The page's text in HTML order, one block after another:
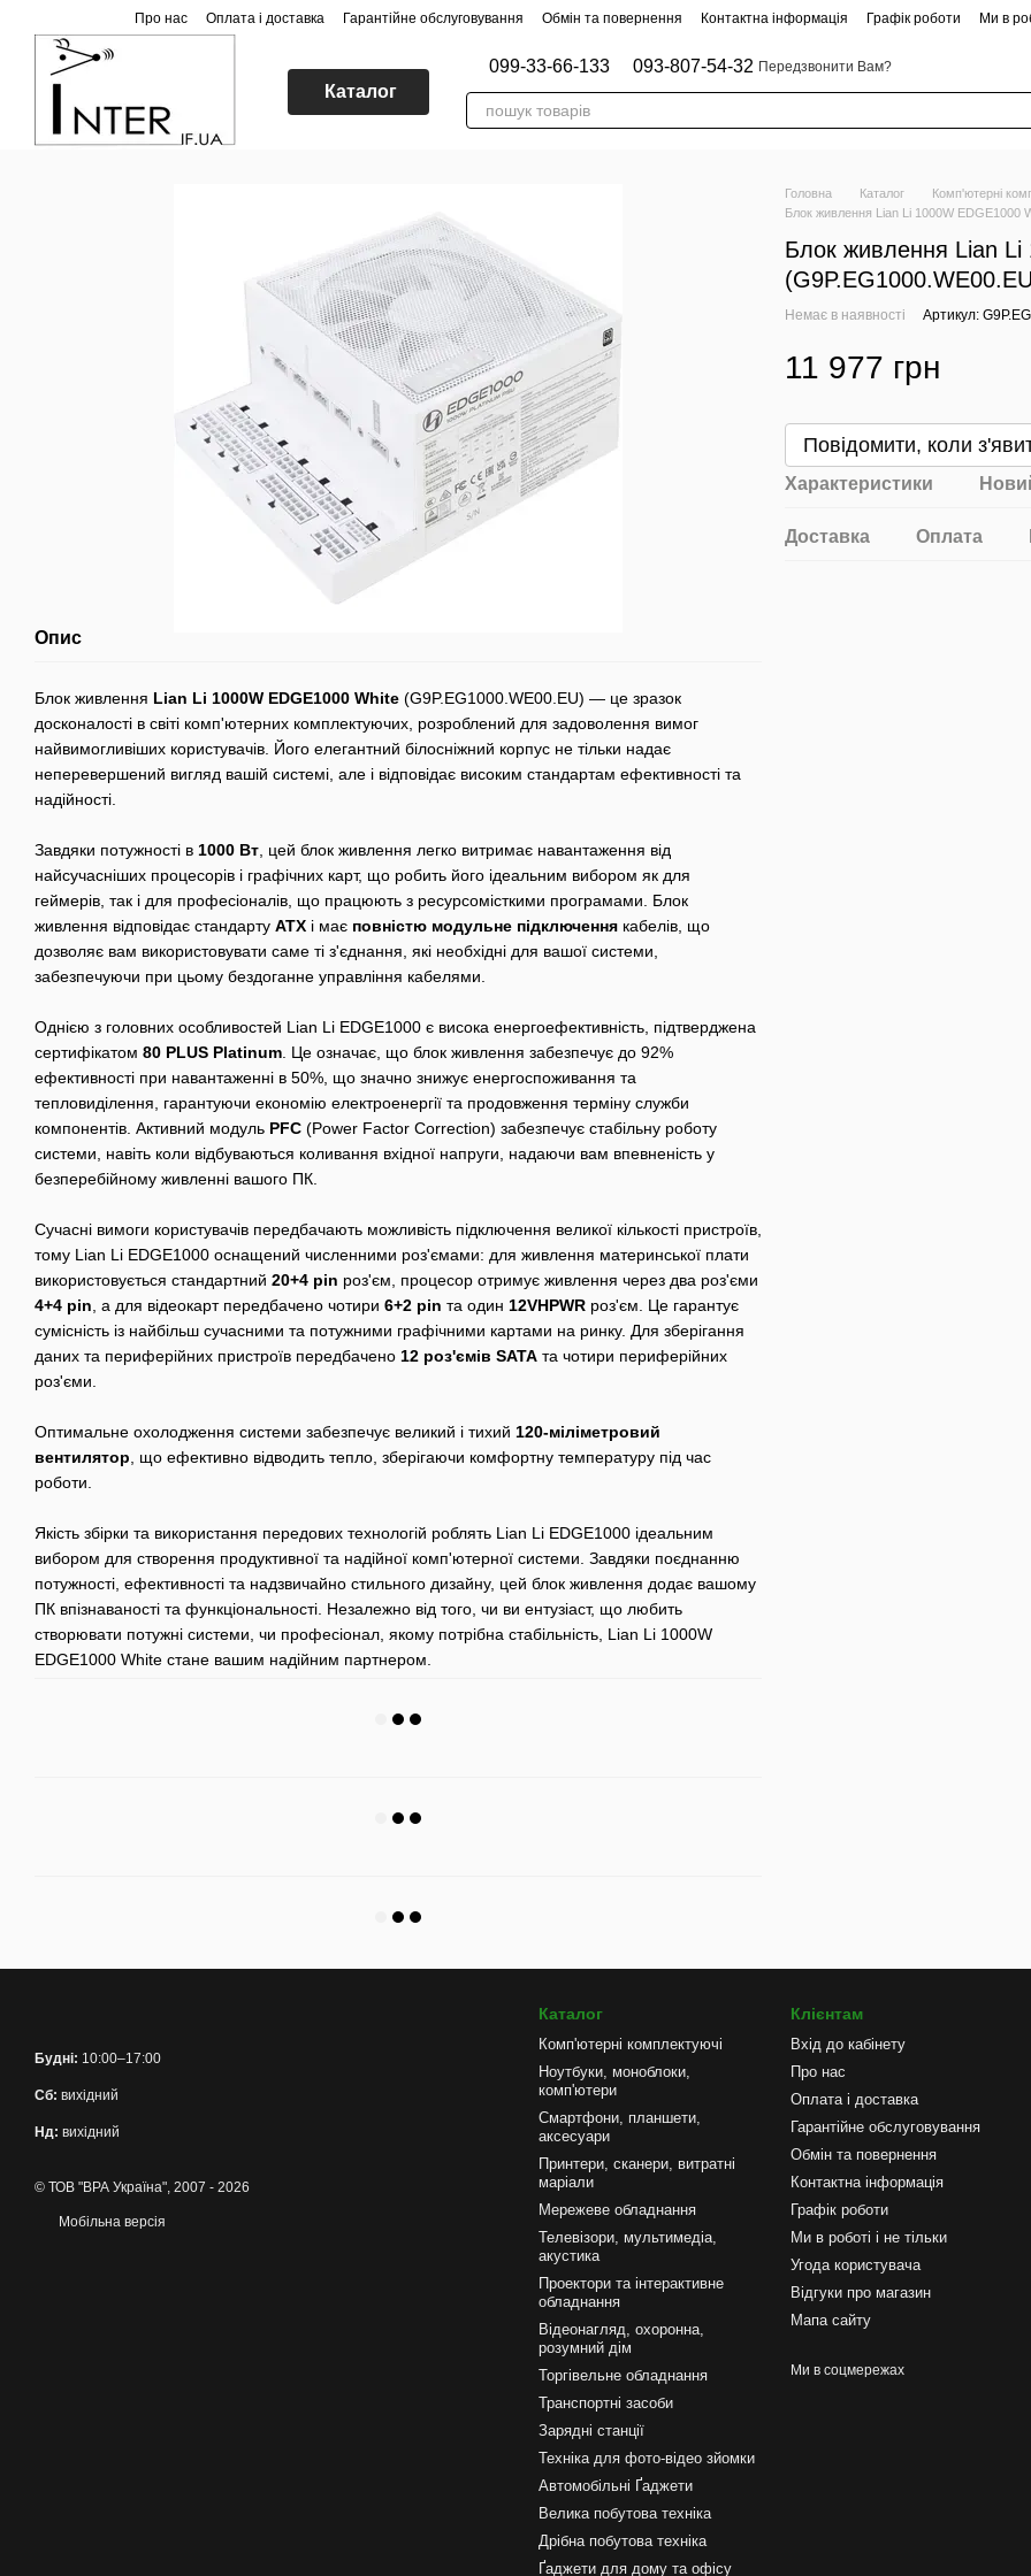
Перейти до основного контенту
Про нас Оплата і доставка Гарантійне обслуговування Обмін та повернення Контактна інформація Графік роботи Ми в
Каталог
099-33-66-133 093-807-54-32 Передзвонити Вам?
Опис
Блок живлення Lian Li 1000W EDGE1000 White (G9P.EG1000.WE00.EU) — це зразок
досконалості в світі комп'ютерних комплектуючих, розроблений для задоволення вимог
найвимогливіших користувачів. Його елегантний білосніжний корпус не тільки надає
неперевершений вигляд вашій системі, але і відповідає високим стандартам ефективності та
надійності.
Завдяки потужності в 1000 Вт , цей блок живлення легко витримає навантаження від
найсучасніших процесорів і графічних карт, що робить його ідеальним вибором як для
геймерів, так і для професіоналів, що працюють з ресурсомісткими програмами. Блок
живлення відповідає стандарту ATX і має повністю модульне підключення кабелів, що
дозволяє вам використовувати саме ті з'єднання, які необхідні для вашої системи,
забезпечуючи при цьому бездоганне управління кабелями.
Однією з головних особливостей Lian Li EDGE1000 є висока енергоефективність, підтверджена
сертифікатом 80 PLUS Platinum . Це означає, що блок живлення забезпечує до 92%
ефективності при навантаженні в 50%, що значно знижує енергоспоживання та
тепловиділення, гарантуючи економію електроенергії та продовження терміну служби
компонентів. Активний модуль PFC (Power Factor Correction) забезпечує стабільну роботу
системи, навіть коли відбуваються коливання вхідної напруги, надаючи вам впевненість у
безперебійному живленні вашого ПК.
Сучасні вимоги користувачів передбачають можливість підключення великої кількості пристроїв,
тому Lian Li EDGE1000 оснащений численними роз'ємами: для живлення материнської плати
використовується стандартний 20+4 pin роз'єм, процесор отримує живлення через два роз'єми
4+4 pin , а для відеокарт передбачено чотири 6+2 pin та один 12VHPWR роз'єм. Це гарантує
сумісність із найбільш сучасними та потужними графічними картами на ринку. Для зберігання
даних та периферійних пристроїв передбачено 12 роз'ємів SATA та чотири периферійних
роз'єми.
Оптимальне охолодження системи забезпечує великий і тихий 120-міліметровий
вентилятор , що ефективно відводить тепло, зберігаючи комфортну температуру під час
роботи.
Якість збірки та використання передових технологій роблять Lian Li EDGE1000 ідеальним
вибором для створення продуктивної та надійної комп'ютерної системи. Завдяки поєднанню
потужності, ефективності та надзвичайно стильного дизайну, цей блок живлення додає вашому
ПК впізнаваності та функціональності. Незалежно від того, чи ви ентузіаст, що любить
створювати потужні системи, чи професіонал, якому потрібна стабільність, Lian Li 1000W
EDGE1000 White стане вашим надійним партнером.
Головна Каталог Комп'ютерні
Блок живлення Lian Li 1000W EDGE1000
Блок живлення Lian Li
Немає в наявності Артикул:
11 977 грн
Повідомити, коли
Характеристики
Доставка Оплата
Будні: 10:00–17:00
Сб: вихідний
Нд: вихідний
© ТОВ "ВРА Україна", 2007 - 2026
Мобільна версія
Каталог
Комп'ютерні комплектуючі
Ноутбуки, моноблоки,
комп'ютери
Смартфони, планшети,
аксесуари
Принтери, сканери, витратні
маріали
Мережеве обладнання
Телевізори, мультимедіа,
акустика
Проектори та інтерактивне
обладнання
Відеонагляд, охоронна,
розумний дім
Торгівельне обладнання
Транспортні засоби
Зарядні станції
Техніка для фото-відео зйомки
Автомобільні Ґаджети
Велика побутова техніка
Дрібна побутова техніка
Ґаджети для дому та офісу
Клієнтам
Вхід до кабінету
Про нас
Оплата і доставка
Гарантійне обслуговування
Обмін та повернення
Контактна інформація
Графік роботи
Ми в роботі і не тільки
Угода користувача
Відгуки про магазин
Мапа сайту
Ми в соцмережах